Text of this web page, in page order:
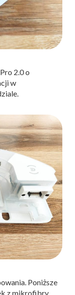
2.0 o
w
Poniższe
z mikrofibry.